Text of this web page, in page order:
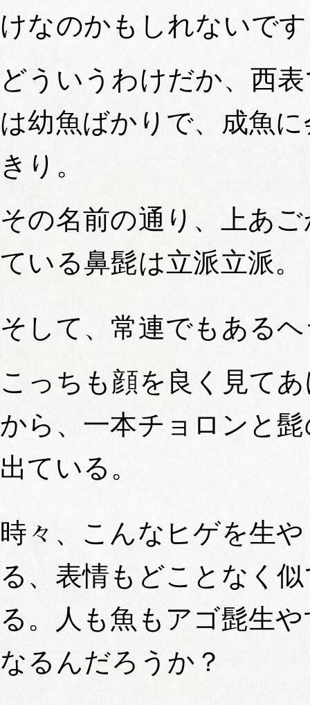
けなのかもしれないで
どういうわけだか、西
は幼魚ばかりで、成魚
きり。
その名前の通り、上あ
ている鼻髭は立派立派。
そして、常連でもある
こっちも顔を良く見て
から、一本チョロンと
出ている。
時々、こんなヒゲを生
る、表情もどことなく
る。人も魚もアゴ髭生
なるんだろうか？